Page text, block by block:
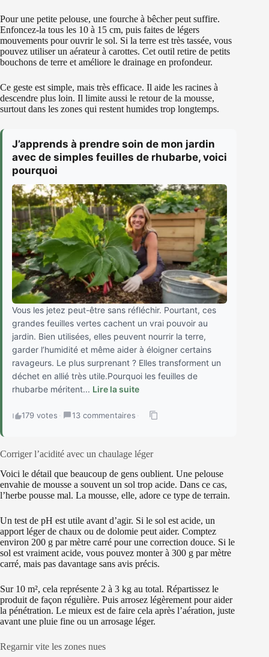
Pour une petite pelouse, une fourche à bêcher peut suffire.
Enfoncez-la tous les 10 à 15 cm, puis faites de légers
mouvements pour ouvrir le sol. Si la terre est très tassée, vous
pouvez utiliser un aérateur à carottes. Cet outil retire de petits
bouchons de terre et améliore le drainage en profondeur.
Ce geste est simple, mais très efficace. Il aide les racines à
descendre plus loin. Il limite aussi le retour de la mousse,
surtout dans les zones qui restent humides trop longtemps.
J’apprends à prendre soin de mon jardin
avec de simples feuilles de rhubarbe, voici
pourquoi
Vous les jetez peut-être sans réfléchir. Pourtant, ces
grandes feuilles vertes cachent un vrai pouvoir au
jardin. Bien utilisées, elles peuvent nourrir la terre,
garder l’humidité et même aider à éloigner certains
ravageurs. Le plus surprenant ? Elles transforment un
déchet en allié très utile.Pourquoi les feuilles de
rhubarbe méritent... Lire la suite
179 votes · 13 commentaires ·
Corriger l’acidité avec un chaulage léger
Voici le détail que beaucoup de gens oublient. Une pelouse
envahie de mousse a souvent un sol trop acide. Dans ce cas,
l’herbe pousse mal. La mousse, elle, adore ce type de terrain.
Un test de pH est utile avant d’agir. Si le sol est acide, un
apport léger de chaux ou de dolomie peut aider. Comptez
environ 200 g par mètre carré pour une correction douce. Si le
sol est vraiment acide, vous pouvez monter à 300 g par mètre
carré, mais pas davantage sans avis précis.
Sur 10 m², cela représente 2 à 3 kg au total. Répartissez le
produit de façon régulière. Puis arrosez légèrement pour aider
la pénétration. Le mieux est de faire cela après l’aération, juste
avant une pluie fine ou un arrosage léger.
Regarnir vite les zones nues